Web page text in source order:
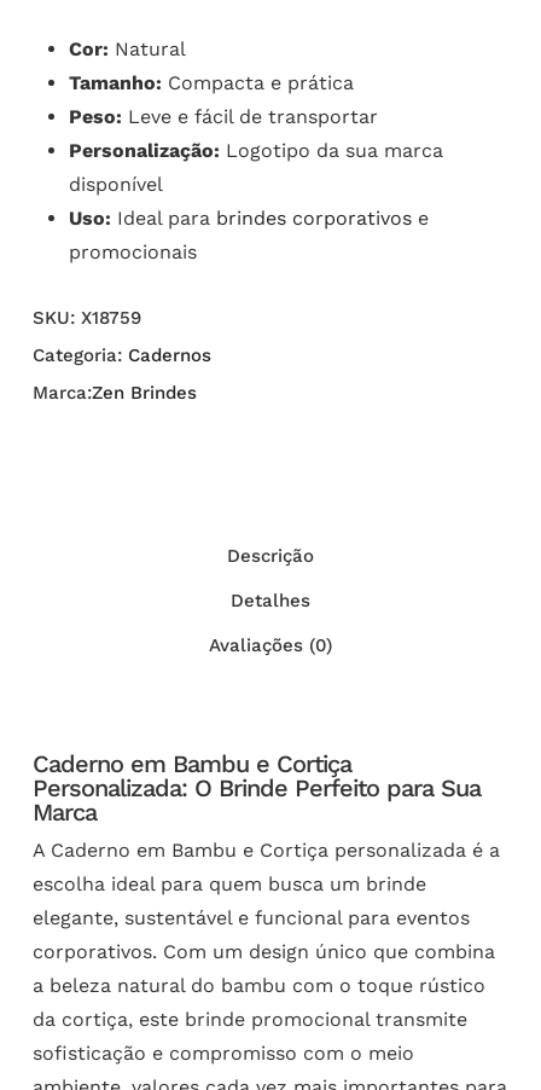
Cor: Natural
Tamanho: Compacta e prática
Peso: Leve e fácil de transportar
Personalização: Logotipo da sua marca
disponível
Uso: Ideal para brindes corporativose
promocionais
SKU: X18759
Categoria: Cadernos
Marca:Zen Brindes
Descrição
Detalhes
Avaliações (0)
Caderno em Bambu e Cortiça
Personalizada: O Brinde Perfeito para Sua
Marca
A Caderno em Bambu e Cortiça personalizada é a
escolha ideal para quem busca um brinde
elegante, sustentável e funcional para eventos
corporativos. Com um design único que combina
a beleza natural do bambu com o toque rústico
da cortiça, este brinde promocional transmite
sofisticação e compromisso com o meio